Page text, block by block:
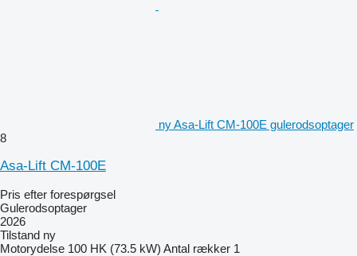
ny Asa-Lift CM-100E gulerodsoptager
8
Asa-Lift CM-100E
Pris efter forespørgsel
Gulerodsoptager
2026
Tilstand ny
Motorydelse 100 HK (73.5 kW) Antal rækker 1